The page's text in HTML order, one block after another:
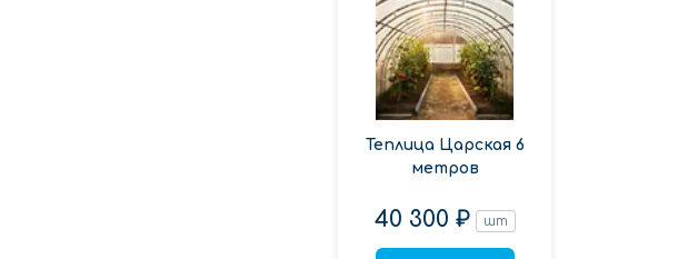
Теплица Царская 6
метров
40 300 ₽ шт